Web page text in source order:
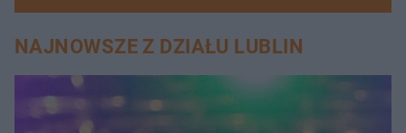
NAJNOWSZE Z DZIAŁU LUBLIN